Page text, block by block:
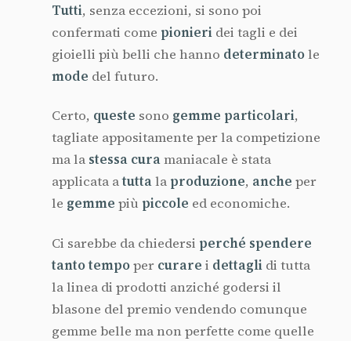
Tutti, senza eccezioni, si sono poi
confermati come pionieri dei tagli e dei
gioielli più belli che hanno determinatole
mode del futuro.
Certo, queste sono gemme particolari,
tagliate appositamente per la competizione
ma la stessa curamaniacale è stata
applicata atuttala produzione, anche per
le gemme più piccole ed economiche.
Ci sarebbe da chiedersi perché spendere
tanto tempoper curare i dettagli di tutta
la linea di prodotti anziché godersi il
blasone del premio vendendo comunque
gemme belle ma non perfette come quelle